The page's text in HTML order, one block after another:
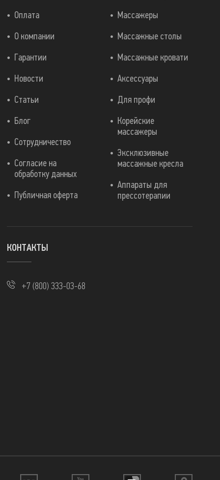
Массажеры
Массажные столы
Массажные кровати
Аксессуары
Для профи
Корейские
массажеры
Эксклюзивные
массажные кресла
Аппараты для
прессотерапии
Оплата
О компании
Гарантии
Новости
Статьи
Блог
Сотрудничество
Согласие на
обработку данных
Публичная оферта
КОНТАКТЫ
+7 (800) 333-03-68